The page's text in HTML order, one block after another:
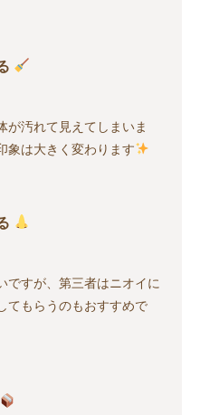
が汚れて見えてしまいま
象は大きく変わります
ですが、第三者はニオイに
てもらうのもおすすめで